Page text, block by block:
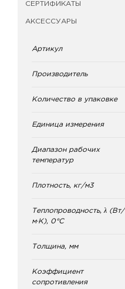
СЕРТИФИКАТЫ
АКСЕССУАРЫ
Артикул
Производитель
Количество в упаковке
Единица измерения
Диапазон рабочих
температур
Плотность, кг/м3
Теплопроводность, λ (Вт/
м·К), 0°C
Толщина, мм
Коэффициент
сопротивления